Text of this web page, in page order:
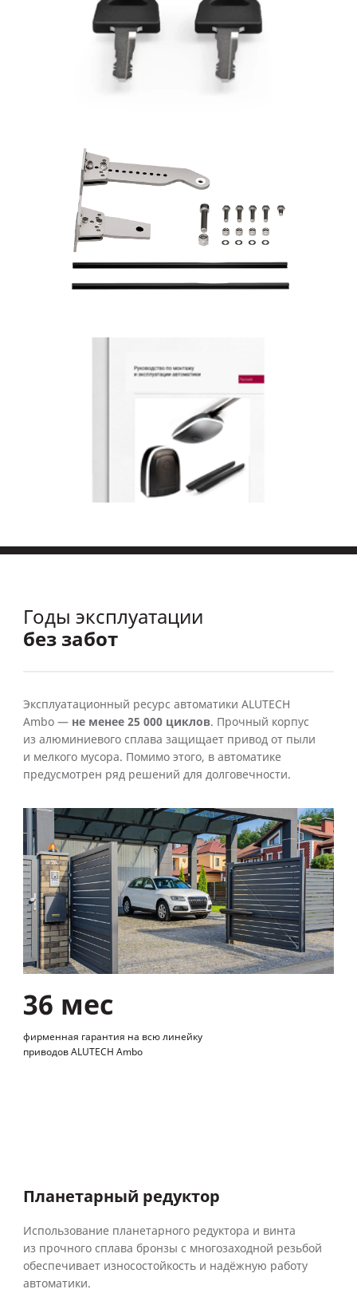
Годы эксплуатации
без забот
36 мес
фирменная гарантия на всю линейку
приводов ALUTECH Ambo
Эксплуатационный ресурс автоматики ALUTECH
Ambo — не менее 25 000 циклов. Прочный корпус
из алюминиевого сплава защищает привод от пыли
и мелкого мусора. Помимо этого, в автоматике
предусмотрен ряд решений для долговечности.
Планетарный редуктор
Использование планетарного редуктора и винта
из прочного сплава бронзы с многозаходной резьбой
обеспечивает износостойкость и надёжную работу
автоматики.